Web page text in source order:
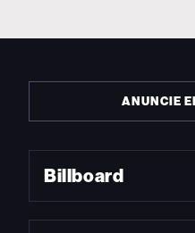
ANUNCIE
Billboard